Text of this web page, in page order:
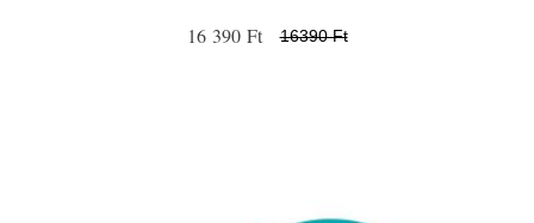
16 390 Ft 16390 Ft